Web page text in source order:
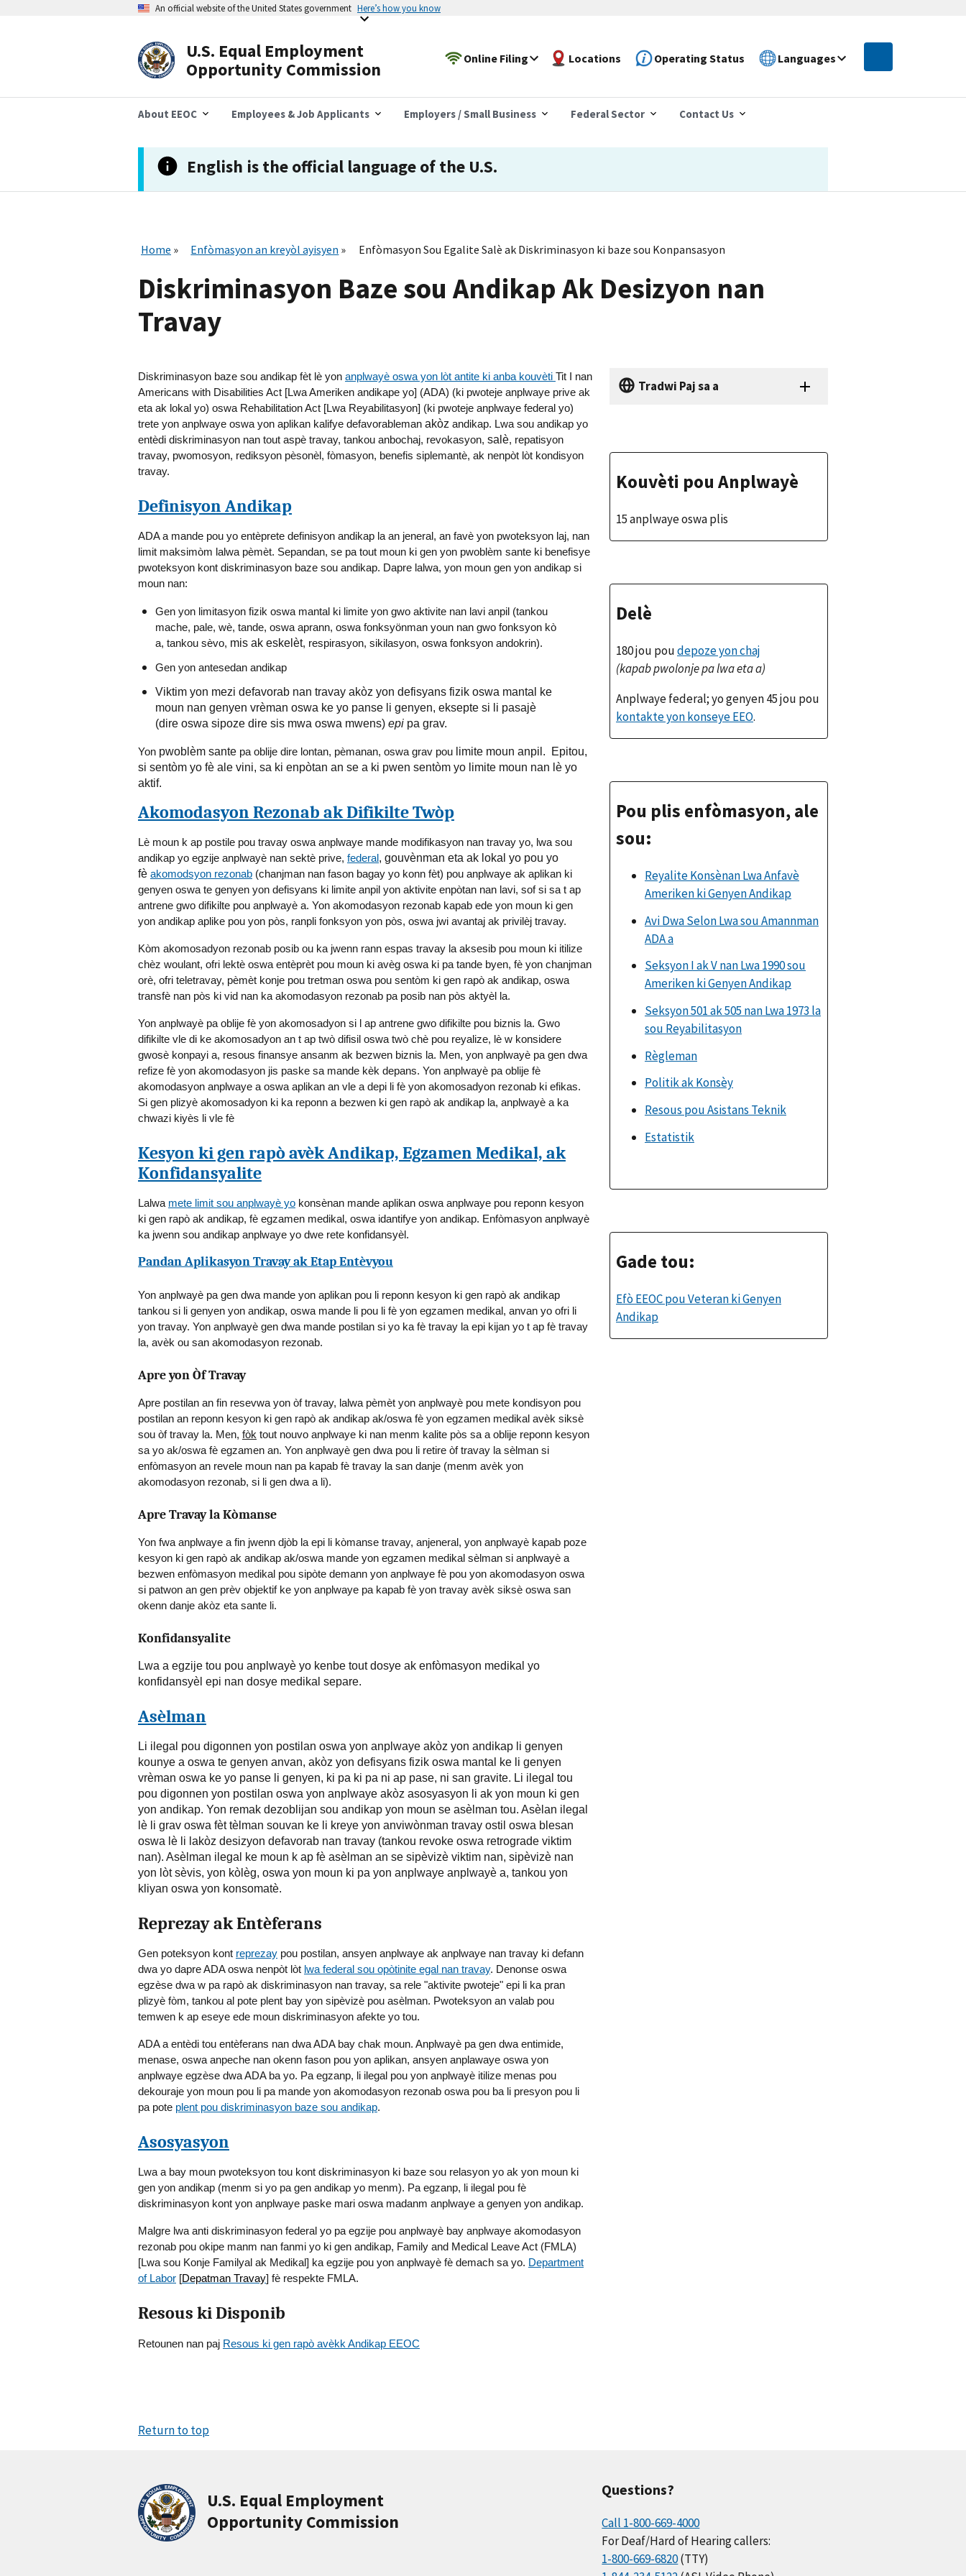
An official website of the United States government Here’s how you know
U.S. Equal Employment
Opportunity Commission
Online Filing Locations Operating Status Languages
About EEOC Employees & Job Applicants Employers / Small Business Federal Sector Contact Us
English is the official language of the U.S.
Home Enfòmasyon an kreyòl ayisyen Enfòmasyon Sou Egalite Salè ak Diskriminasyon ki baze sou Konpansasyon
Diskriminasyon Baze sou Andikap Ak Desizyon nan
Travay
Diskriminasyon baze sou andikap fèt lè yon anplwayè oswa yon lòt antite ki anba kouvèti Tit I nan
Americans with Disabilities Act [Lwa Ameriken andikape yo] (ADA) (ki pwoteje anplwaye prive ak
eta ak lokal yo) oswa Rehabilitation Act [Lwa Reyabilitasyon] (ki pwoteje anplwaye federal yo)
trete yon anplwaye oswa yon aplikan kalifye defavorableman akòz andikap. Lwa sou andikap yo
entèdi diskriminasyon nan tout aspè travay, tankou anbochaj, revokasyon, salè, repatisyon
travay, pwomosyon, rediksyon pèsonèl, fòmasyon, benefis siplemantè, ak nenpòt lòt kondisyon
travay.
Definisyon Andikap
ADA a mande pou yo entèprete definisyon andikap la an jeneral, an favè yon pwoteksyon laj, nan
limit maksimòm lalwa pèmèt. Sepandan, se pa tout moun ki gen yon pwoblèm sante ki benefisye
pwoteksyon kont diskriminasyon baze sou andikap. Dapre lalwa, yon moun gen yon andikap si
moun nan:
Gen yon limitasyon fizik oswa mantal ki limite yon gwo aktivite nan lavi anpil (tankou
mache, pale, wè, tande, oswa aprann, oswa fonksyönman youn nan gwo fonksyon kò
a, tankou sèvo, mis ak eskelèt, respirasyon, sikilasyon, oswa fonksyon andokrin).
Gen yon antesedan andikap
Viktim yon mezi defavorab nan travay akòz yon defisyans fizik oswa mantal ke
moun nan genyen vrèman oswa ke yo panse li genyen, eksepte si li pasajè
(dire oswa sipoze dire sis mwa oswa mwens) epi pa grav.
Yon pwoblèm sante pa oblije dire lontan, pèmanan, oswa grav pou limite moun anpil. Epitou,
si sentòm yo fè ale vini, sa ki enpòtan an se a ki pwen sentòm yo limite moun nan lè yo
aktif.
Akomodasyon Rezonab ak Difikilte Twòp
Lè moun k ap postile pou travay oswa anplwaye mande modifikasyon nan travay yo, lwa sou
andikap yo egzije anplwayè nan sektè prive, federal, gouvènman eta ak lokal yo pou yo
fè akomodsyon rezonab (chanjman nan fason bagay yo konn fèt) pou anplwaye ak aplikan ki
genyen oswa te genyen yon defisyans ki limite anpil yon aktivite enpòtan nan lavi, sof si sa t ap
antrene gwo difikilte pou anplwayè a. Yon akomodasyon rezonab kapab ede yon moun ki gen
yon andikap aplike pou yon pòs, ranpli fonksyon yon pòs, oswa jwi avantaj ak privilèj travay.
Kòm akomosadyon rezonab posib ou ka jwenn rann espas travay la aksesib pou moun ki itilize
chèz woulant, ofri lektè oswa entèprèt pou moun ki avèg oswa ki pa tande byen, fè yon chanjman
orè, ofri teletravay, pèmèt konje pou tretman oswa pou sentòm ki gen rapò ak andikap, oswa
transfè nan pòs ki vid nan ka akomodasyon rezonab pa posib nan pòs aktyèl la.
Yon anplwayè pa oblije fè yon akomosadyon si l ap antrene gwo difikilte pou biznis la. Gwo
difikilte vle di ke akomosadyon an t ap twò difisil oswa twò chè pou reyalize, lè w konsidere
gwosè konpayi a, resous finansye ansanm ak bezwen biznis la. Men, yon anplwayè pa gen dwa
refize fè yon akomodasyon jis paske sa mande kèk depans. Yon anplwayè pa oblije fè
akomodasyon anplwaye a oswa aplikan an vle a depi li fè yon akomosadyon rezonab ki efikas.
Si gen plizyè akomosadyon ki ka reponn a bezwen ki gen rapò ak andikap la, anplwayè a ka
chwazi kiyès li vle fè
Kesyon ki gen rapò avèk Andikap, Egzamen Medikal, ak
Konfidansyalite
Lalwa mete limit sou anplwayè yo konsènan mande aplikan oswa anplwaye pou reponn kesyon
ki gen rapò ak andikap, fè egzamen medikal, oswa idantifye yon andikap. Enfòmasyon anplwayè
ka jwenn sou andikap anplwaye yo dwe rete konfidansyèl.
Pandan Aplikasyon Travay ak Etap Entèvyou
Yon anplwayè pa gen dwa mande yon aplikan pou li reponn kesyon ki gen rapò ak andikap
tankou si li genyen yon andikap, oswa mande li pou li fè yon egzamen medikal, anvan yo ofri li
yon travay. Yon anplwayè gen dwa mande postilan si yo ka fè travay la epi kijan yo t ap fè travay
la, avèk ou san akomodasyon rezonab.
Apre yon Òf Travay
Apre postilan an fin resevwa yon òf travay, lalwa pèmèt yon anplwayè pou mete kondisyon pou
postilan an reponn kesyon ki gen rapò ak andikap ak/oswa fè yon egzamen medikal avèk siksè
sou òf travay la. Men, fòk tout nouvo anplwaye ki nan menm kalite pòs sa a oblije reponn kesyon
sa yo ak/oswa fè egzamen an. Yon anplwayè gen dwa pou li retire òf travay la sèlman si
enfòmasyon an revele moun nan pa kapab fè travay la san danje (menm avèk yon
akomodasyon rezonab, si li gen dwa a li).
Apre Travay la Kòmanse
Yon fwa anplwaye a fin jwenn djòb la epi li kòmanse travay, anjeneral, yon anplwayè kapab poze
kesyon ki gen rapò ak andikap ak/oswa mande yon egzamen medikal sèlman si anplwayè a
bezwen enfòmasyon medikal pou sipòte demann yon anplwaye fè pou yon akomodasyon oswa
si patwon an gen prèv objektif ke yon anplwaye pa kapab fè yon travay avèk siksè oswa san
okenn danje akòz eta sante li.
Konfidansyalite
Lwa a egzije tou pou anplwayè yo kenbe tout dosye ak enfòmasyon medikal yo
konfidansyèl epi nan dosye medikal separe.
Asèlman
Li ilegal pou digonnen yon postilan oswa yon anplwaye akòz yon andikap li genyen
kounye a oswa te genyen anvan, akòz yon defisyans fizik oswa mantal ke li genyen
vrèman oswa ke yo panse li genyen, ki pa ki pa ni ap pase, ni san gravite. Li ilegal tou
pou digonnen yon postilan oswa yon anplwaye akòz asosyasyon li ak yon moun ki gen
yon andikap. Yon remak dezoblijan sou andikap yon moun se asèlman tou. Asèlan ilegal
lè li grav oswa fèt tèlman souvan ke li kreye yon anviwònman travay ostil oswa blesan
oswa lè li lakòz desizyon defavorab nan travay (tankou revoke oswa retrograde viktim
nan). Asèlman ilegal ke moun k ap fè asèlman an se sipèvizè viktim nan, sipèvizè nan
yon lòt sèvis, yon kòlèg, oswa yon moun ki pa yon anplwaye anplwayè a, tankou yon
kliyan oswa yon konsomatè.
Reprezay ak Entèferans
Gen poteksyon kont reprezay pou postilan, ansyen anplwaye ak anplwaye nan travay ki defann
dwa yo dapre ADA oswa nenpòt lòt lwa federal sou opòtinite egal nan travay. Denonse oswa
egzèse dwa w pa rapò ak diskriminasyon nan travay, sa rele "aktivite pwoteje" epi li ka pran
plizyè fòm, tankou al pote plent bay yon sipèvizè pou asèlman. Pwoteksyon an valab pou
temwen k ap eseye ede moun diskriminasyon afekte yo tou.
ADA a entèdi tou entèferans nan dwa ADA bay chak moun. Anplwayè pa gen dwa entimide,
menase, oswa anpeche nan okenn fason pou yon aplikan, ansyen anplawaye oswa yon
anplwaye egzèse dwa ADA ba yo. Pa egzanp, li ilegal pou yon anplwayè itilize menas pou
dekouraje yon moun pou li pa mande yon akomodasyon rezonab oswa pou ba li presyon pou li
pa pote plent pou diskriminasyon baze sou andikap.
Asosyasyon
Lwa a bay moun pwoteksyon tou kont diskriminasyon ki baze sou relasyon yo ak yon moun ki
gen yon andikap (menm si yo pa gen andikap yo menm). Pa egzanp, li ilegal pou fè
diskriminasyon kont yon anplwaye paske mari oswa madanm anplwaye a genyen yon andikap.
Malgre lwa anti diskriminasyon federal yo pa egzije pou anplwayè bay anplwaye akomodasyon
rezonab pou okipe manm nan fanmi yo ki gen andikap, Family and Medical Leave Act (FMLA)
[Lwa sou Konje Familyal ak Medikal] ka egzije pou yon anplwayè fè demach sa yo. Department
of Labor [Depatman Travay] fè respekte FMLA.
Resous ki Disponib
Retounen nan paj Resous ki gen rapò avèkk Andikap EEOC
Tradwi Paj sa a
Kouvèti pou Anplwayè
15 anplwaye oswa plis
Delè
180 jou poudepoze yon chaj
(kapab pwolonje pa lwa eta a)
Anplwaye federal; yo genyen 45 jou pou
kontakte yon konseye EEO.
Pou plis enfòmasyon, ale
sou:
Reyalite Konsènan Lwa Anfavè
Ameriken ki Genyen Andikap
Avi Dwa Selon Lwa sou Amannman
ADA a
Seksyon I ak V nan Lwa 1990 sou
Ameriken ki Genyen Andikap
Seksyon 501 ak 505 nan Lwa 1973 la
sou Reyabilitasyon
Règleman
Politik ak Konsèy
Resous pou Asistans Teknik
Estatistik
Gade tou:
Efò EEOC pou Veteran ki Genyen
Andikap
Return to top
U.S. Equal Employment
Opportunity Commission
Questions?
Call 1-800-669-4000
For Deaf/Hard of Hearing callers:
1-800-669-6820(TTY)